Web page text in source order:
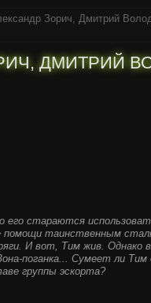
Зорич, Дмитрий
ДМИТРИЙ
стараются
помощи таинственным
И вот, Тим жив. Однако
поганка... Сумеет ли
группы эскорта?